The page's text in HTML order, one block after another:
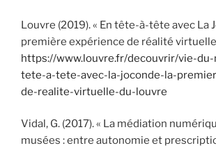
Louvre (2019). « En tête-à-tête avec La
première expérience de réalité
https://www.louvre.fr/decouvrir/vie-
tete-a-tete-avec-la-joconde-la-
de-realite-virtuelle-du-louvre
Vidal, G. (2017). « La médiation
musées : entre autonomie et